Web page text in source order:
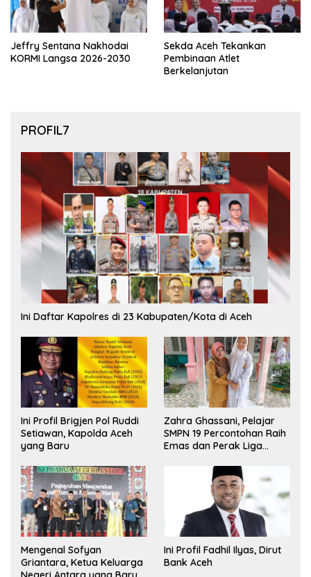
Jeffry Sentana Nakhodai
KORMI Langsa 2026-2030
Sekda Aceh Tekankan
Pembinaan Atlet
Berkelanjutan
PROFIL7
Ini Daftar Kapolres di 23 Kabupaten/Kota di Aceh
Ini Profil Brigjen Pol Ruddi
Setiawan, Kapolda Aceh
yang Baru
Zahra Ghassani, Pelajar
SMPN 19 Percontohan Raih
Emas dan Perak Liga
Mengenal Sofyan
Griantara, Ketua Keluarga
Ini Profil Fadhil Ilyas, Dirut
Bank Aceh